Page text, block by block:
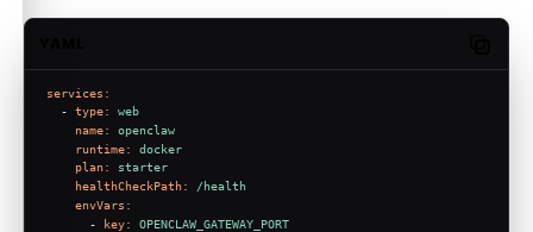
services:
- type:
web
name:
openclaw
runtime:
docker
plan:
starter
healthCheckPath:
/health
envVars:
-
key:
OPENCLAW_GATEWAY_PORT